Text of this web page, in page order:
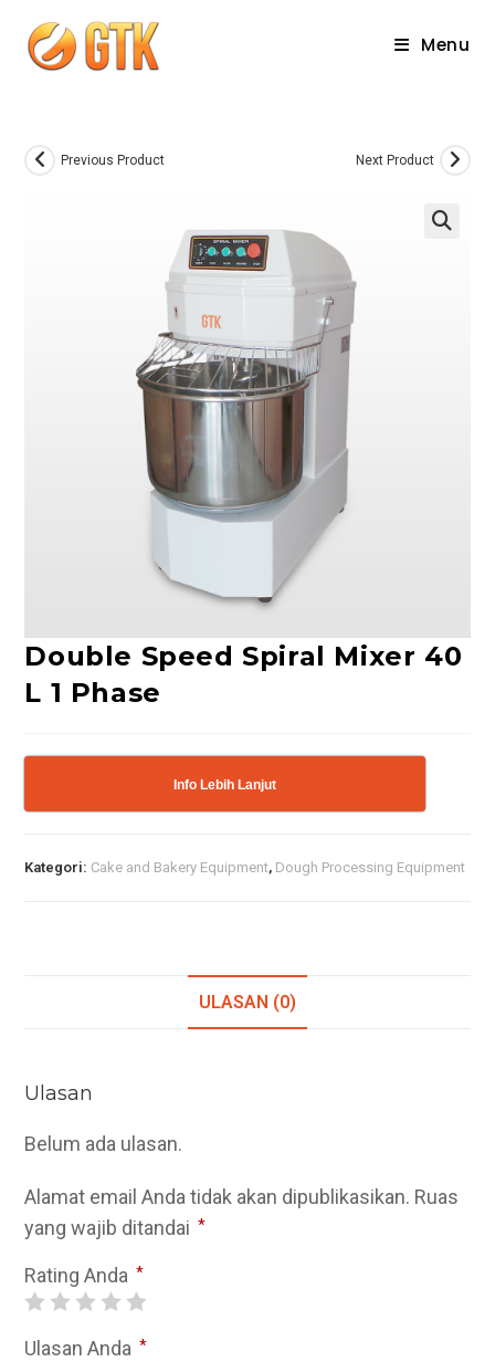
content
Menu
Previous Product Next Product
Double Speed Spiral Mixer 40
L 1 Phase
Info Lebih Lanjut
Kategori: Cake and Bakery Equipment, Dough Processing Equipment
ULASAN (0)
Ulasan
Belum ada ulasan.
Alamat email Anda tidak akan dipublikasikan. Ruas
yang wajib ditandai *
Rating Anda *
Ulasan Anda *